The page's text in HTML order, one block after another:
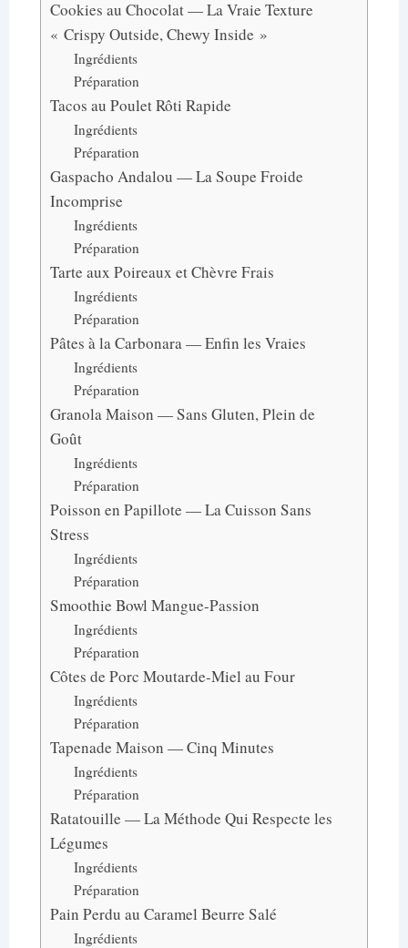
Cookies au Chocolat — La Vraie Texture
« Crispy Outside, Chewy Inside »
Ingrédients
Préparation
Tacos au Poulet Rôti Rapide
Ingrédients
Préparation
Gaspacho Andalou — La Soupe Froide
Incomprise
Ingrédients
Préparation
Tarte aux Poireaux et Chèvre Frais
Ingrédients
Préparation
Pâtes à la Carbonara — Enfin les Vraies
Ingrédients
Préparation
Granola Maison — Sans Gluten, Plein de
Goût
Ingrédients
Préparation
Poisson en Papillote — La Cuisson Sans
Stress
Ingrédients
Préparation
Smoothie Bowl Mangue-Passion
Ingrédients
Préparation
Côtes de Porc Moutarde-Miel au Four
Ingrédients
Préparation
Tapenade Maison — Cinq Minutes
Ingrédients
Préparation
Ratatouille — La Méthode Qui Respecte les
Légumes
Ingrédients
Préparation
Pain Perdu au Caramel Beurre Salé
Ingrédients